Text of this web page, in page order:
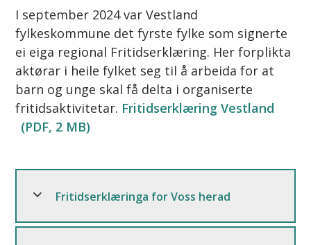
I september 2024 var Vestland
fylkeskommune det fyrste fylke som signerte
ei eiga regional Fritidserklæring. Her forplikta
aktørar i heile fylket seg til å arbeida for at
barn og unge skal få delta i organiserte
fritidsaktivitetar. Fritidserklæring Vestland
(PDF, 2 MB)
Fritidserklæringa for Voss herad